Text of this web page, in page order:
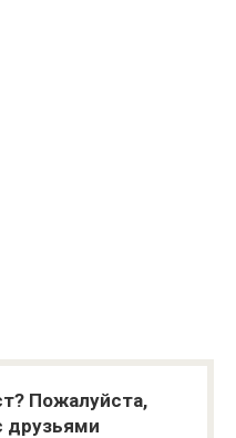
Пожалуйста,
друзьями